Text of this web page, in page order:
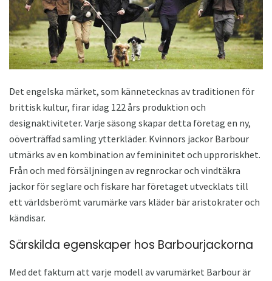
Det engelska märket, som kännetecknas av traditionen för
brittisk kultur, firar idag 122 års produktion och
designaktiviteter. Varje säsong skapar detta företag en ny,
oöverträffad samling ytterkläder. Kvinnors jackor Barbour
utmärks av en kombination av femininitet och upproriskhet.
Från och med försäljningen av regnrockar och vindtäkra
jackor för seglare och fiskare har företaget utvecklats till
ett världsberömt varumärke vars kläder bär aristokrater och
kändisar.
Särskilda egenskaper hos Barbourjackorna
Med det faktum att varje modell av varumärket Barbour är